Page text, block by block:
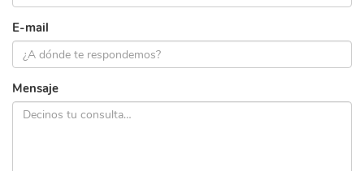
E-mail
Mensaje